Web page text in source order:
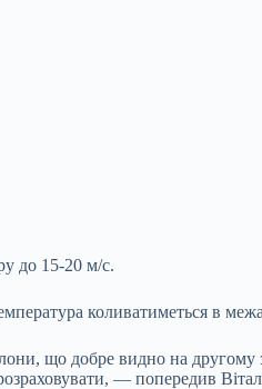
до 15-20 м/с.
коливатиметься в
що добре видно на другому
— попередив